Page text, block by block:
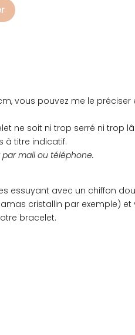
vous pouvez me le
ne soit ni trop serré ni trop
à titre indicatif.
mail ou téléphone.
essuyant avec un chiffon
cristallin par exemple) et
bracelet.